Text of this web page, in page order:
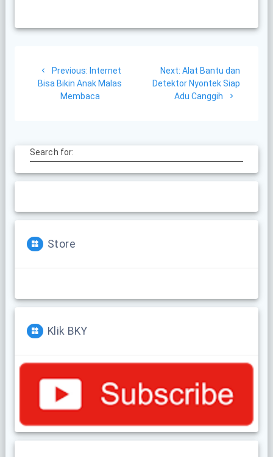
navigation
Previous: Previous
post:
Internet
Bisa Bikin Anak Malas
Membaca
Next: Next
post:
Alat Bantu dan
Detektor Nyontek Siap
Adu Canggih
Search for:
Store
Klik BKY